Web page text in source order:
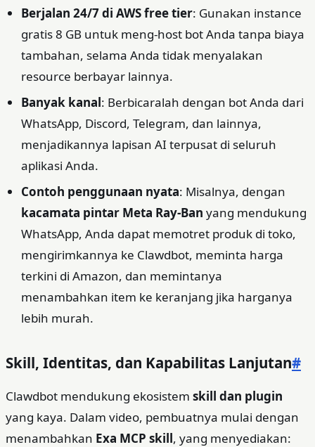
Berjalan 24/7 di AWS free tier: Gunakan instance
gratis 8 GB untuk meng‑host bot Anda tanpa biaya
tambahan, selama Anda tidak menyalakan
resource berbayar lainnya.
Banyak kanal: Berbicaralah dengan bot Anda dari
WhatsApp, Discord, Telegram, dan lainnya,
menjadikannya lapisan AI terpusat di seluruh
aplikasi Anda.
Contoh penggunaan nyata: Misalnya, dengan
kacamata pintar Meta Ray‑Ban yang mendukung
WhatsApp, Anda dapat memotret produk di toko,
mengirimkannya ke Clawdbot, meminta harga
terkini di Amazon, dan memintanya
menambahkan item ke keranjang jika harganya
lebih murah.
Skill, Identitas, dan Kapabilitas Lanjutan#
Clawdbot mendukung ekosistem skill dan plugin
yang kaya. Dalam video, pembuatnya mulai dengan
menambahkan Exa MCP skill, yang menyediakan: